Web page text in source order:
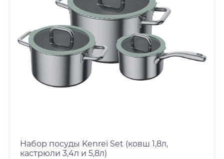
Набор посуды Kenrei Set (ковш 1,8л,
кастрюли 3,4л и 5,8л)